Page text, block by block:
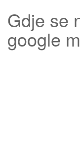
Gdje se
google